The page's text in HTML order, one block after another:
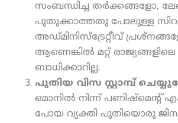
സംബന്ധിച്ച തര്‍ക്കങ്ങളോ,
പുതുക്കാത്തതു പോലുള്ള
അഡ്മിനിസ്‌ട്രേറ്റീവ്
ആണെങ്കില്‍ മറ്റ്
ബാധിക്കാറില്ല.
പുതിയ വിസ സ്റ്റാമ്പ്
ഒമാനില്‍ നിന്ന് പണിഷ്‌മെന്റ്
പോയ വ്യക്തി പുതിയൊരു